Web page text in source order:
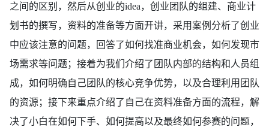
之间的区别，然后从创业的idea，创业团队的组建、商业计
划书的撰写，资料的准备等方面开讲，采用案例分析了创业
中应该注意的问题，回答了如何找准商业机会，如何发现市
场需求等问题；接着为我们介绍了团队内部的结构和人员组
成，如何明确自己团队的核心竞争优势，以及合理利用团队
的资源；接下来重点介绍了自己在资料准备方面的流程，解
决了小白在如何下手、如何提高以及最终如何参赛的问题，